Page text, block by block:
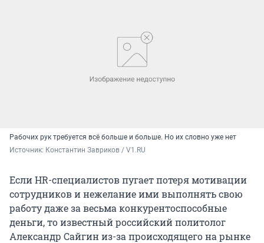
Рабочих рук требуется всё больше и больше. Но их словно уже нет
Источник: Константин Завриков / V1.RU
Если HR-специалистов пугает потеря мотивации
сотрудников и нежелание ими выполнять свою
работу даже за весьма конкурентоспособные
деньги, то известный российский политолог
Александр Сайгин из-за происходящего на рынке